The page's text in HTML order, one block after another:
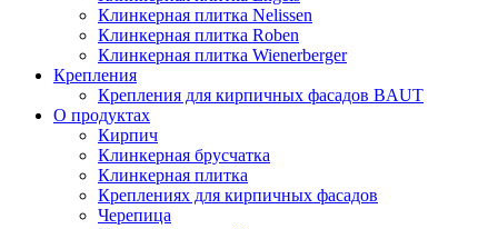
Клинкерная плитка Nelissen
Клинкерная плитка Roben
Клинкерная плитка Wienerberger
Крепления
Крепления для кирпичных фасадов BAUT
О продуктах
Кирпич
Клинкерная брусчатка
Клинкерная плитка
Креплениях для кирпичных фасадов
Черепица